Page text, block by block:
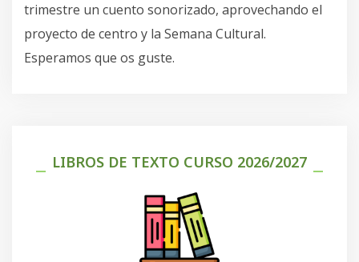
trimestre un cuento sonorizado, aprovechando el
proyecto de centro y la Semana Cultural.
Esperamos que os guste.
LIBROS DE TEXTO CURSO 2026/2027